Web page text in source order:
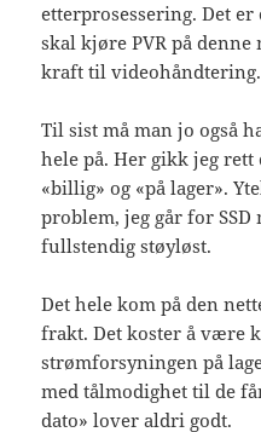
etterprosessering. Det
skal kjøre PVR på
kraft til videohåndtering.
Til sist må man jo også
hele på. Her gikk jeg
«billig» og «på lager».
problem, jeg går for
fullstendig støyløst.
Det hele kom på den
frakt. Det koster å være
strømforsyningen på
med tålmodighet til de
dato» lover aldri godt.